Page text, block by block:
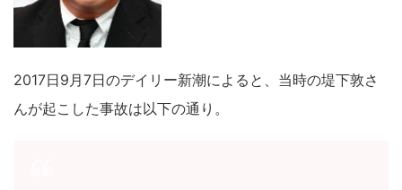
2017日9月7日のデイリー新潮によると、当時の堤下敦さ
んが起こした事故は以下の通り。